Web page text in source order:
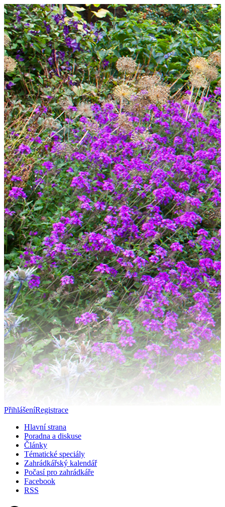
PřihlášeníRegistrace
Hlavní strana
Poradna a diskuse
Články
Tématické speciály
Zahrádkářský kalendář
Počasí pro zahrádkáře
Facebook
RSS